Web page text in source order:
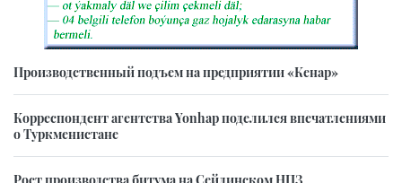
Производственный подъем на предприятии «Кенар»
Корреспондент агентства Yonhap поделился впечатлениями
о Туркменистане
Рост производства битума на Сейдинском НПЗ